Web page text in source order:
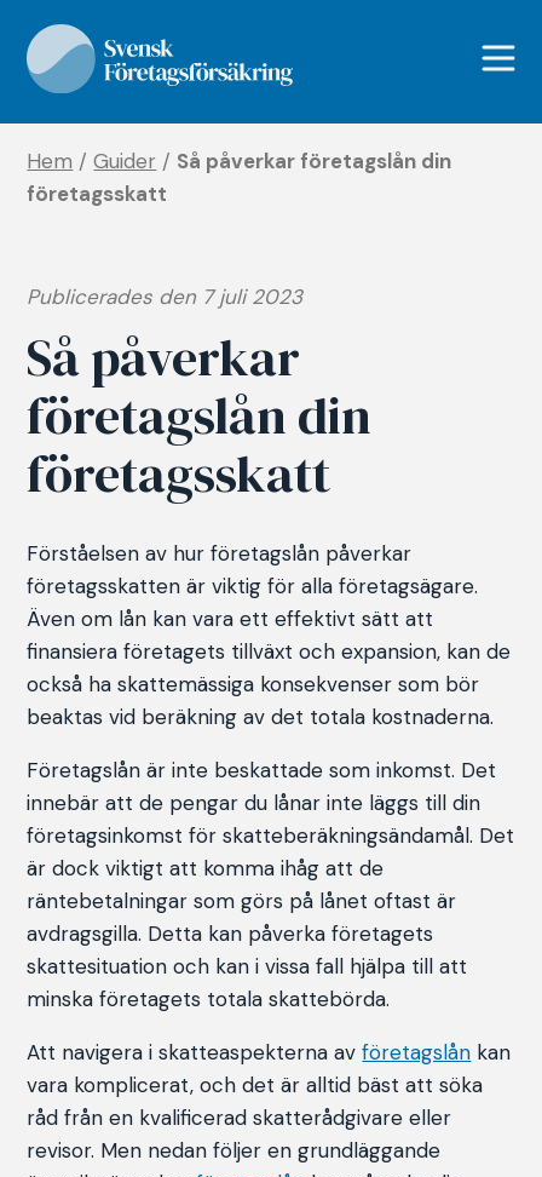
Hem /Guider / Så påverkar företagslån din
företagsskatt
Publicerades den 7 juli 2023
Så påverkar
företagslån din
företagsskatt
Förståelsen av hur företagslån påverkar
företagsskatten är viktig för alla företagsägare.
Även om lån kan vara ett effektivt sätt att
finansiera företagets tillväxt och expansion, kan de
också ha skattemässiga konsekvenser som bör
beaktas vid beräkning av det totala kostnaderna.
Företagslån är inte beskattade som inkomst. Det
innebär att de pengar du lånar inte läggs till din
företagsinkomst för skatteberäkningsändamål. Det
är dock viktigt att komma ihåg att de
räntebetalningar som görs på lånet oftast är
avdragsgilla. Detta kan påverka företagets
skattesituation och kan i vissa fall hjälpa till att
minska företagets totala skattebörda.
Att navigera i skatteaspekterna avföretagslån kan
vara komplicerat, och det är alltid bäst att söka
råd från en kvalificerad skatterådgivare eller
revisor. Men nedan följer en grundläggande